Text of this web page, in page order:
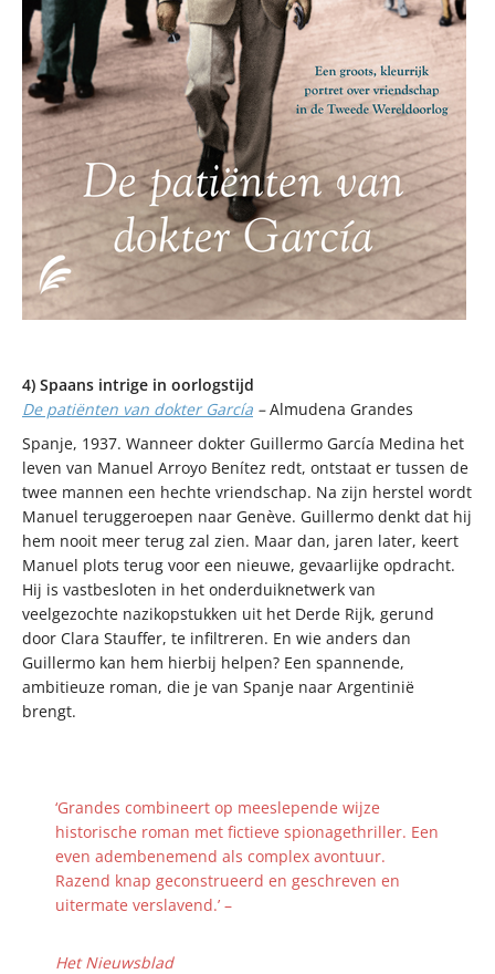
4) Spaans intrige in oorlogstijd
De patiënten van dokter García –Almudena Grandes
Spanje, 1937. Wanneer dokter Guillermo García Medina het
leven van Manuel Arroyo Benítez redt, ontstaat er tussen de
twee mannen een hechte vriendschap. Na zijn herstel wordt
Manuel teruggeroepen naar Genève. Guillermo denkt dat hij
hem nooit meer terug zal zien. Maar dan, jaren later, keert
Manuel plots terug voor een nieuwe, gevaarlijke opdracht.
Hij is vastbesloten in het onderduiknetwerk van
veelgezochte nazikopstukken uit het Derde Rijk, gerund
door Clara Stauffer, te infiltreren. En wie anders dan
Guillermo kan hem hierbij helpen? Een spannende,
ambitieuze roman, die je van Spanje naar Argentinië
brengt.
‘Grandes combineert op meeslepende wijze
historische roman met fictieve spionagethriller. Een
even adembenemend als complex avontuur.
Razend knap geconstrueerd en geschreven en
uitermate verslavend.’ –
Het Nieuwsblad